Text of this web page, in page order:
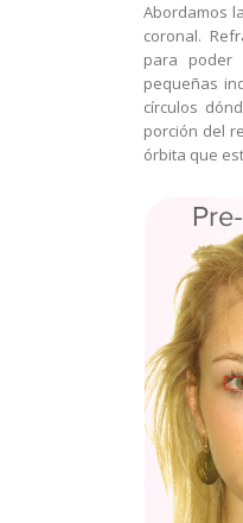
Abordamos
coronal.
para poder
pequeñas
círculos
porción del
órbita que